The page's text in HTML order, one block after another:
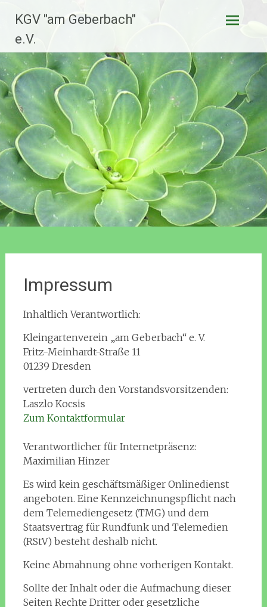
Inhalt
springen
KGV "am Geberbach"
e.V.
Impressum
Inhaltlich Verantwortlich:
Kleingartenverein „am Geberbach“ e. V.
Fritz-Meinhardt-Straße 11
01239 Dresden
vertreten durch den Vorstandsvorsitzenden:
Laszlo Kocsis
Zum Kontaktformular
Verantwortlicher für Internetpräsenz:
Maximilian Hinzer
Es wird kein geschäftsmäßiger Onlinedienst
angeboten. Eine Kennzeichnungspflicht nach
dem Telemediengesetz (TMG) und dem
Staatsvertrag für Rundfunk und Telemedien
(RStV) besteht deshalb nicht.
Keine Abmahnung ohne vorherigen Kontakt.
Sollte der Inhalt oder die Aufmachung dieser
Seiten Rechte Dritter oder gesetzliche